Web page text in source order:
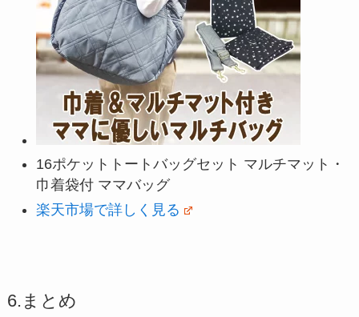
16ポケットトートバッグセット マルチマット・
巾着袋付 ママバッグ
楽天市場で詳しく見る
6.まとめ